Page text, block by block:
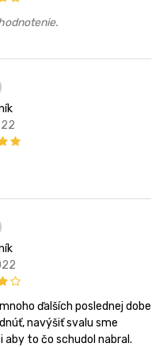
ďalších poslednej dobe
navýšiť svalu sme
to čo schudol nabral.